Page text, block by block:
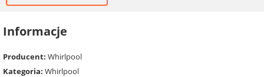
Informacje
Producent: Whirlpool
Kategoria: Whirlpool